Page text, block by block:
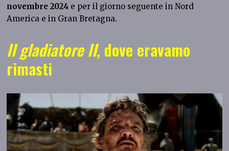
novembre 2024 e per il giorno seguente in Nord
America e in Gran Bretagna.
Il gladiatore II, dove eravamo
rimasti